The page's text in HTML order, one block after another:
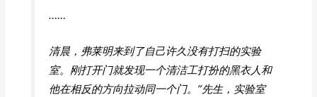
……
清晨，弗莱明来到了自己许久没有打扫的实验
室。刚打开门就发现一个清洁工打扮的黑衣人和
他在相反的方向拉动同一个门。“先生，实验室